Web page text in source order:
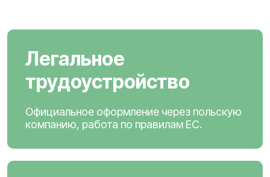
Легальное
трудоустройство
Официальное оформление через польскую
компанию, работа по правилам ЕС.